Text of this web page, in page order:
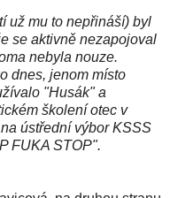
už mu to nepřináší) byl
se aktivně nezapojoval
nebyla nouze.
dnes, jenom místo
"Husák" a
školení otec v
ústřední výbor KSSS
FUKA STOP".